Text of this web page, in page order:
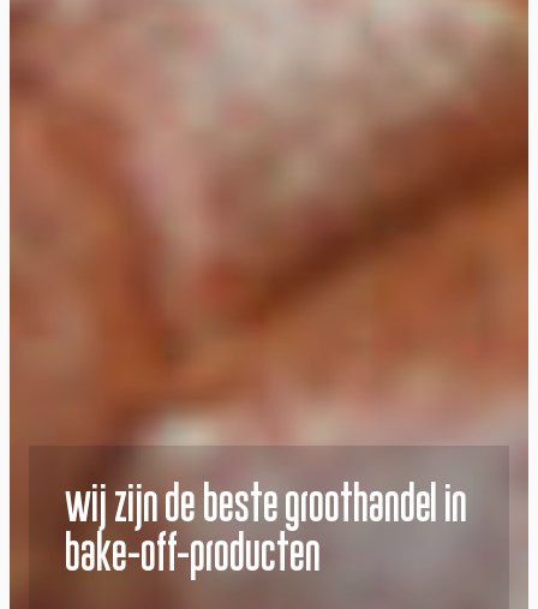
Wij zijn de beste groothandel in
bake-off-producten